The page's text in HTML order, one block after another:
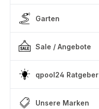
Garten
Sale / Angebote
qpool24 Ratgeber
Unsere Marken